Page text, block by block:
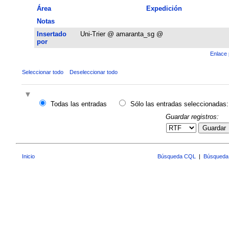
Área
Expedición
Notas
Insertado
por
Uni-Trier @ amaranta_sg @
Enlace
Seleccionar todo Deseleccionar todo
Todas las entradas
Sólo las entradas seleccionadas:
Guardar registros:
Guardar
Inicio Búsqueda CQL